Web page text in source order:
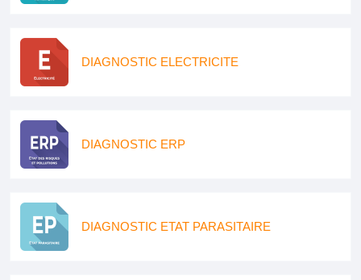
DIAGNOSTIC ELECTRICITE
DIAGNOSTIC ERP
DIAGNOSTIC ETAT PARASITAIRE